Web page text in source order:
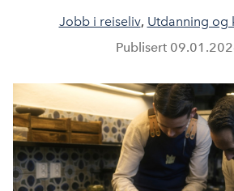
Jobb i reiseliv, Utdanning og
Publisert